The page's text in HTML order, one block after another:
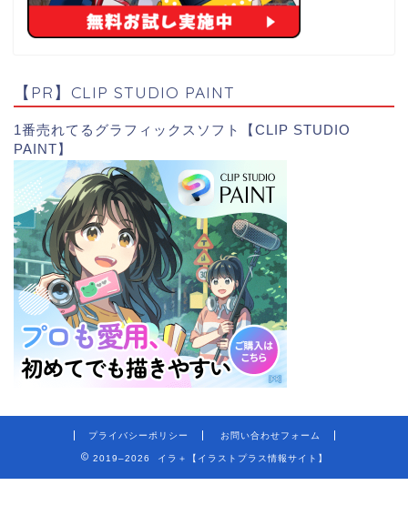
【PR】CLIP STUDIO PAINT
1番売れてるグラフィックスソフト【CLIP STUDIO
PAINT】
プライバシーポリシー お問い合わせフォーム
2019–2026 イラ＋【イラストプラス情報サイト】